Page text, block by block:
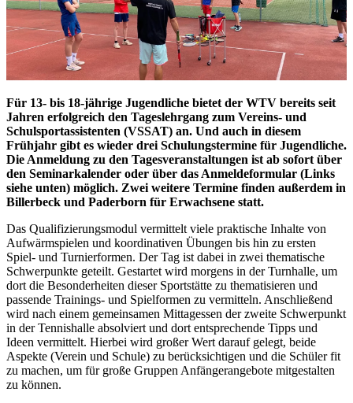
Für 13- bis 18-jährige Jugendliche bietet der WTV bereits seit
Jahren erfolgreich den Tageslehrgang zum Vereins- und
Schulsportassistenten (VSSAT) an. Und auch in diesem
Frühjahr gibt es wieder drei Schulungstermine für Jugendliche.
Die Anmeldung zu den Tagesveranstaltungen ist ab sofort über
den Seminarkalender oder über das Anmeldeformular (Links
siehe unten) möglich. Zwei weitere Termine finden außerdem in
Billerbeck und Paderborn für Erwachsene statt.
Das Qualifizierungsmodul vermittelt viele praktische Inhalte von
Aufwärmspielen und koordinativen Übungen bis hin zu ersten
Spiel- und Turnierformen. Der Tag ist dabei in zwei thematische
Schwerpunkte geteilt. Gestartet wird morgens in der Turnhalle, um
dort die Besonderheiten dieser Sportstätte zu thematisieren und
passende Trainings- und Spielformen zu vermitteln. Anschließend
wird nach einem gemeinsamen Mittagessen der zweite Schwerpunkt
in der Tennishalle absolviert und dort entsprechende Tipps und
Ideen vermittelt. Hierbei wird großer Wert darauf gelegt, beide
Aspekte (Verein und Schule) zu berücksichtigen und die Schüler fit
zu machen, um für große Gruppen Anfängerangebote mitgestalten
zu können.